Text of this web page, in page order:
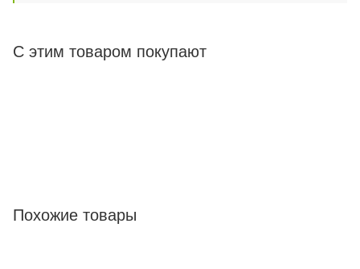
С этим товаром покупают
Похожие товары